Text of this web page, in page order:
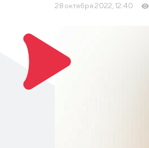
28 октября 2022, 12:40